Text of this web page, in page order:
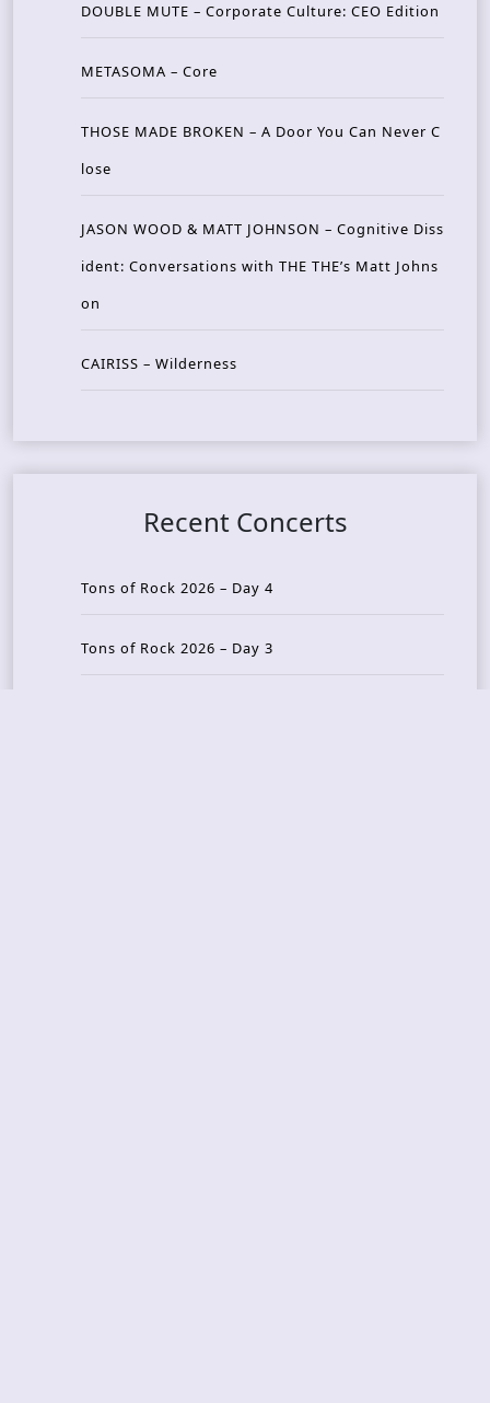
DOUBLE MUTE – Corporate Culture: CEO Edition
METASOMA – Core
THOSE MADE BROKEN – A Door You Can Never C
lose
JASON WOOD & MATT JOHNSON – Cognitive Diss
ident: Conversations with THE THE’s Matt Johns
on
CAIRISS – Wilderness
Recent Concerts
Tons of Rock 2026 – Day 4
Tons of Rock 2026 – Day 3